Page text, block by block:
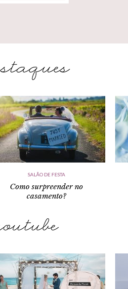
SALÃO DE FESTA
Como surpreender no
casamento?